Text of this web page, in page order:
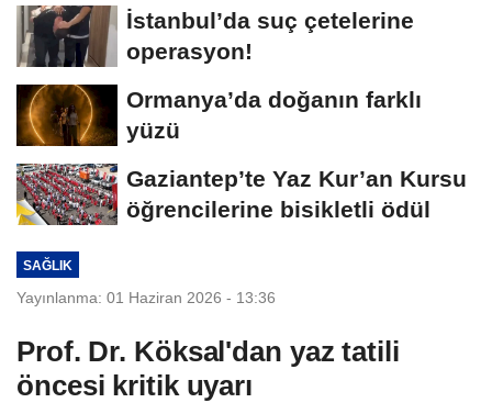
İstanbul’da suç çetelerine
operasyon!
Ormanya’da doğanın farklı
yüzü
Gaziantep’te Yaz Kur’an Kursu
öğrencilerine bisikletli ödül
SAĞLIK
Yayınlanma: 01 Haziran 2026 - 13:36
Prof. Dr. Köksal'dan yaz tatili
öncesi kritik uyarı